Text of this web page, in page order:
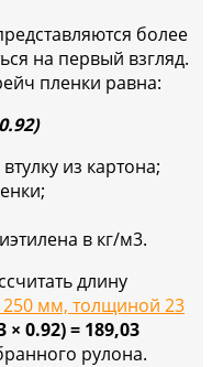
более
на первый взгляд.
пленки равна:
из картона;
в кг/м3.
длину
250 мм, толщиной 23
× 0.92) = 189,03
рулона.